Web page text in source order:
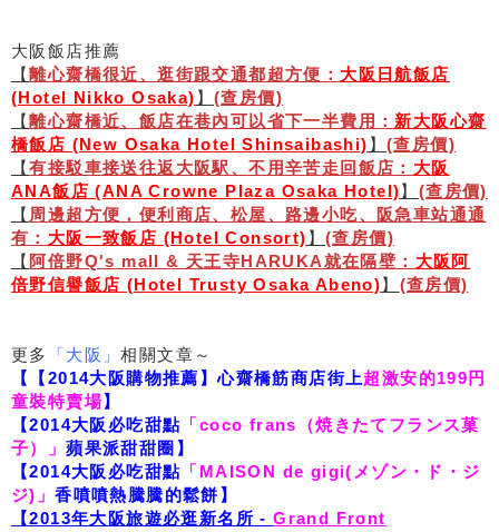
大阪飯店推薦
【離心齋橋很近、逛街跟交通都超方便： 大阪日航飯店
(Hotel Nikko Osaka) 】(查房價)
【離心齋橋近、飯店在巷內可以省下一半費用： 新大阪心齋
橋飯店 (New Osaka Hotel Shinsaibashi) 】(查房價)
【有接駁車接送往返大阪駅、不用辛苦走回飯店： 大阪
ANA飯店 (ANA Crowne Plaza Osaka Hotel)】 (查房價)
【 周邊超方便，便利商店、松屋、路邊小吃、阪急車站通通
有： 大阪一致飯店 (Hotel Consort) 】(查房價)
【 阿倍野Q's mall & 天王寺HARUKA就在隔壁： 大阪阿
倍野信譽飯店 (Hotel Trusty Osaka Abeno)】 (查房價)
更多 「大阪」相關文章～
【【2014大阪購物推薦】心齋橋筋商店街上超激安的199円
童裝特賣場】
【2014大阪必吃甜點 「coco frans（焼きたてフランス菓
子）」蘋果派甜甜圈】
【2014大阪必吃甜點 「MAISON de gigi(メゾン・ド・ジ
ジ)」香噴噴熱騰騰的鬆餅】
【2013年大阪旅遊必逛新名所 -Grand Front